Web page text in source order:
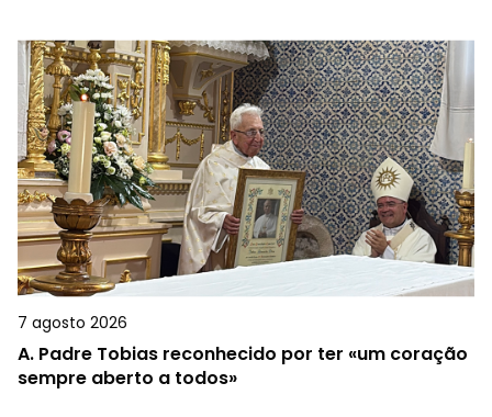
7 agosto 2026
A. Padre Tobias reconhecido por ter «um coração
sempre aberto a todos»